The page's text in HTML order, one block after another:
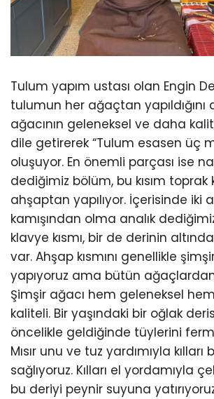
Tulum yapım ustası olan Engin
tulumun her ağaçtan yapıldığını
ağacının geleneksel ve daha
dile getirerek “Tulum esasen üç
oluşuyor. En önemli parçası ise
dediğimiz bölüm, bu kısım toprak
ahşaptan yapılıyor. İçerisinde iki
kamışından olma analık
klavye kısmı, bir de derinin
var. Ahşap kısmını genellikle
yapıyoruz ama bütün
Şimşir ağacı hem geleneksel
kaliteli. Bir yaşındaki bir oğlak
öncelikle geldiğinde tüylerini
Mısır unu ve tuz yardımıyla kılları
sağlıyoruz. Kılları el yordamıyla
bu deriyi peynir suyuna